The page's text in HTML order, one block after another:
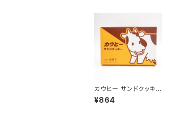
カウヒー サンドクッキ
ー 5個入り
¥864